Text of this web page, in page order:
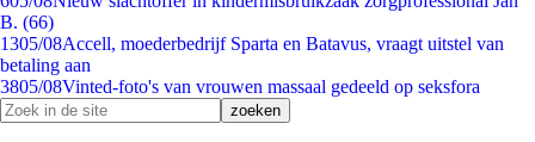
B. (66)
1305/08Accell, moederbedrijf Sparta en Batavus, vraagt uitstel van
betaling aan
3805/08Vinted-foto's van vrouwen massaal gedeeld op seksfora